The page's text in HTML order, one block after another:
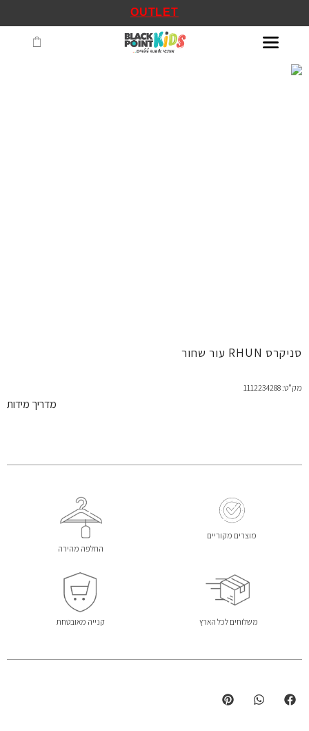
OUTLET
סניקרס RHUN עור שחור
מדריך מידות
מק"ט: 1112234288
מוצרים מקוריים
החלפה מהירה
משלוחים לכל הארץ קנייה מאובטחת